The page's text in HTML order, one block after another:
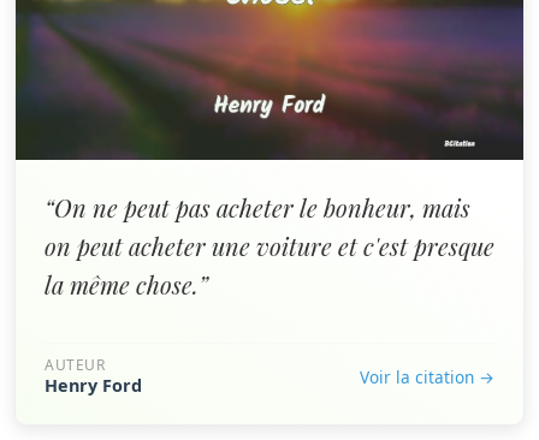
“On ne peut pas acheter le bonheur, mais
on peut acheter une voiture et c'est presque
la même chose.”
AUTEUR
Henry Ford Voir la citation →